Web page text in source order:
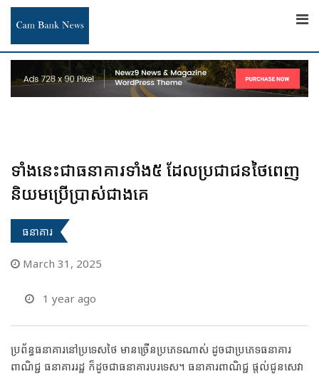
Skip
content
ទាំងនេះជាធនាគារទាំង៥ ដែលប្រជាជនថៃពេញ
និយមប្រើប្រាស់ជាងគេ
ធនាគារ
March 31, 2025
1 year ago
ប្រព័ន្ធធនាគារនៅប្រទេសថៃ មានច្រើនប្រភេទណាស់ ដូចជាប្រភេទធនាគារ
ពាណិជ្ជ ធនាគាររដ្ឋ ក៏ដូចជាធនាគារបរទេស។ ធនាគារពាណិជ្ជ ផ្តល់ជូនសេវា